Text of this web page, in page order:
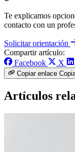
Te explicamos
contacto con un
Solicitar orientación
Compartir artículo:
Facebook
X
Copiar enlace
Artículos